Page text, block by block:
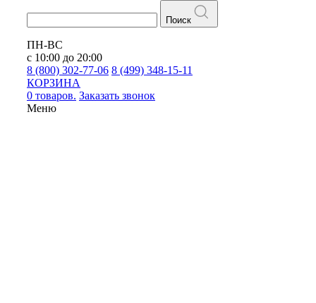
Поиск
ПН-ВС
с 10:00 до 20:00
8 (800) 302-77-06 8 (499) 348-15-11
КОРЗИНА
0 товаров. Заказать звонок
Меню